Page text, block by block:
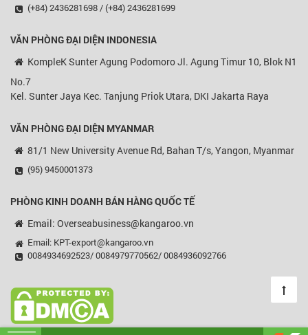
(+84) 2436281698 / (+84) 2436281699
VĂN PHÒNG ĐẠI DIỆN INDONESIA
KompleK Sunter Agung Podomoro Jl. Agung Timur 10, Blok N1
No.7
Kel. Sunter Jaya Kec. Tanjung Priok Utara, DKI Jakarta Raya
VĂN PHÒNG ĐẠI DIỆN MYANMAR
81/1 New University Avenue Rd, Bahan T/s, Yangon, Myanmar
(95) 9450001373
PHÒNG KINH DOANH BÁN HÀNG QUỐC TẾ
Email: Overseabusiness@kangaroo.vn
Email: KPT-export@kangaroo.vn
0084934692523/ 0084979770562/ 0084936092766